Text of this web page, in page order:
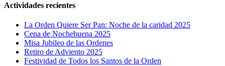
Actividades recientes
La Orden Quiere Ser Pan: Noche de la caridad 2025
Cena de Nochebuena 2025
Misa Jubileo de las Ordenes
Retiro de Adviento 2025
Festividad de Todos los Santos de la Orden